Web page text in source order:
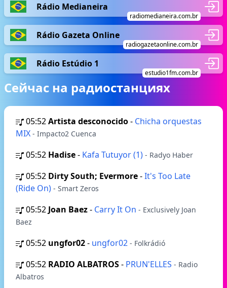
Rádio Medianeira
radiomedianeira.com.br
Rádio Gazeta Online
radiogazetaonline.com.br
Rádio Estúdio 1
estudio1fm.com.br
Сейчас на радиостанциях
05:52Artista desconocido- Chicha orquestas
MIX - Impacto2 Cuenca
05:52 Hadise- Kafa Tutuyor (1) - Radyo Haber
05:52 Dirty South; Evermore-It's Too Late
(Ride On) - Smart Zeros
05:52 Joan Baez- Carry It On - Exclusively Joan
Baez
05:52 ungfor02- ungfor02 - Folkrádió
05:52 RADIO ALBATROS- PRUN'ELLES - Radio
Albatros